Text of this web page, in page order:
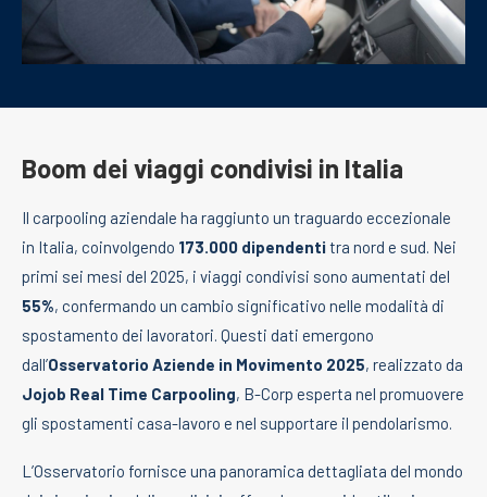
Boom dei viaggi condivisi in Italia
Il carpooling aziendale ha raggiunto un traguardo eccezionale
in Italia, coinvolgendo 173.000 dipendentitra nord e sud. Nei
primi sei mesi del 2025, i viaggi condivisi sono aumentati del
55%, confermando un cambio significativo nelle modalità di
spostamento dei lavoratori. Questi dati emergono
dall’Osservatorio Aziende in Movimento 2025, realizzato da
Jojob Real Time Carpooling, B-Corp esperta nel promuovere
gli spostamenti casa-lavoro e nel supportare il pendolarismo.
L’Osservatorio fornisce una panoramica dettagliata del mondo